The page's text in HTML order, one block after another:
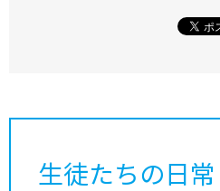
生徒たちの日